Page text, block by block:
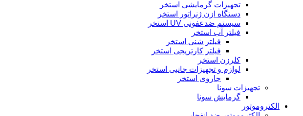
تجهیزات گرمایشی استخر
دستگاه ازن ژنراتور استخر
سیستم ضدعفونی UV استخر
فیلتر آب استخر
فیلتر شنی استخر
فیلتر کارتریجی استخر
کلرزن استخر
لوازم و تجهیزات جانبی استخر
جاروی استخر
تجهیزات سونا
گرمایش سونا
الکتروموتور